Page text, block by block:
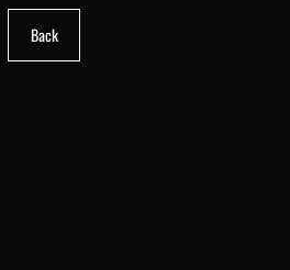
Back